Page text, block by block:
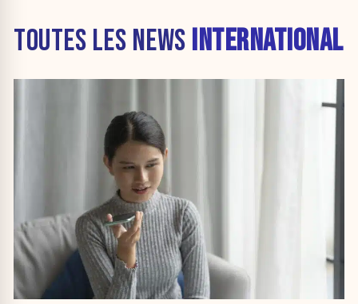
TOUTES LES NEWS INTERNATIONAL